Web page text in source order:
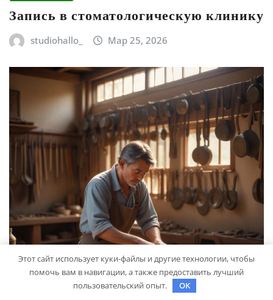
Запись в стоматологическую клинику
studiohallo_ Мар 25, 2026
Этот сайт использует куки-файлы и другие технологии, чтобы
помочь вам в навигации, а также предоставить лучший
пользовательский опыт.
OK